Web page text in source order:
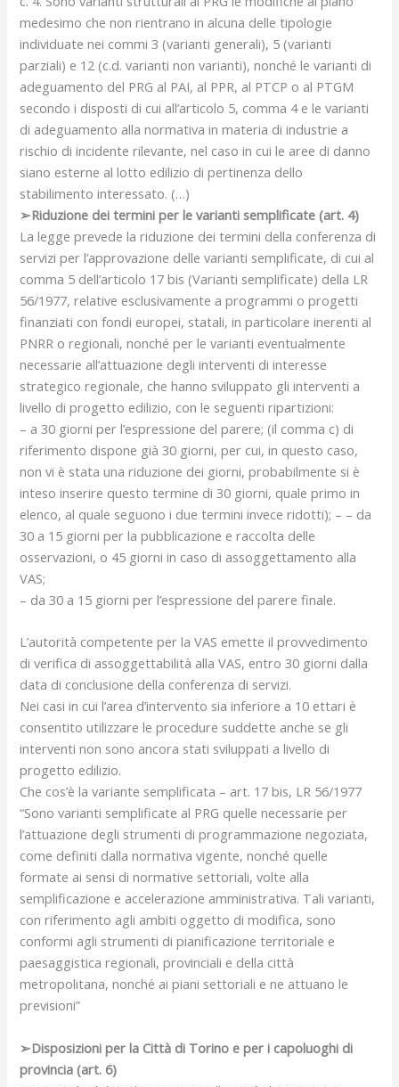
medesimo che non rientrano in alcuna delle tipologie
individuate nei commi 3 (varianti generali), 5 (varianti
parziali) e 12 (c.d. varianti non varianti), nonché le varianti di
adeguamento del PRG al PAI, al PPR, al PTCP o al PTGM
secondo i disposti di cui all’articolo 5, comma 4 e le varianti
di adeguamento alla normativa in materia di industrie a
rischio di incidente rilevante, nel caso in cui le aree di danno
siano esterne al lotto edilizio di pertinenza dello
stabilimento interessato. (…)
➢Riduzione dei termini per le varianti semplificate (art. 4)
La legge prevede la riduzione dei termini della conferenza di
servizi per l’approvazione delle varianti semplificate, di cui al
comma 5 dell’articolo 17 bis (Varianti semplificate) della LR
56/1977, relative esclusivamente a programmi o progetti
finanziati con fondi europei, statali, in particolare inerenti al
PNRR o regionali, nonché per le varianti eventualmente
necessarie all’attuazione degli interventi di interesse
strategico regionale, che hanno sviluppato gli interventi a
livello di progetto edilizio, con le seguenti ripartizioni:
– a 30 giorni per l’espressione del parere; (il comma c) di
riferimento dispone già 30 giorni, per cui, in questo caso,
non vi è stata una riduzione dei giorni, probabilmente si è
inteso inserire questo termine di 30 giorni, quale primo in
elenco, al quale seguono i due termini invece ridotti); – – da
30 a 15 giorni per la pubblicazione e raccolta delle
osservazioni, o 45 giorni in caso di assoggettamento alla
VAS;
– da 30 a 15 giorni per l’espressione del parere finale.
L’autorità competente per la VAS emette il provvedimento
di verifica di assoggettabilità alla VAS, entro 30 giorni dalla
data di conclusione della conferenza di servizi.
Nei casi in cui l’area d’intervento sia inferiore a 10 ettari è
consentito utilizzare le procedure suddette anche se gli
interventi non sono ancora stati sviluppati a livello di
progetto edilizio.
Che cos’è la variante semplificata – art. 17 bis, LR 56/1977
“Sono varianti semplificate al PRG quelle necessarie per
l’attuazione degli strumenti di programmazione negoziata,
come definiti dalla normativa vigente, nonché quelle
formate ai sensi di normative settoriali, volte alla
semplificazione e accelerazione amministrativa. Tali varianti,
con riferimento agli ambiti oggetto di modifica, sono
conformi agli strumenti di pianificazione territoriale e
paesaggistica regionali, provinciali e della città
metropolitana, nonché ai piani settoriali e ne attuano le
previsioni”
➢Disposizioni per la Città di Torino e per i capoluoghi di
provincia (art. 6)